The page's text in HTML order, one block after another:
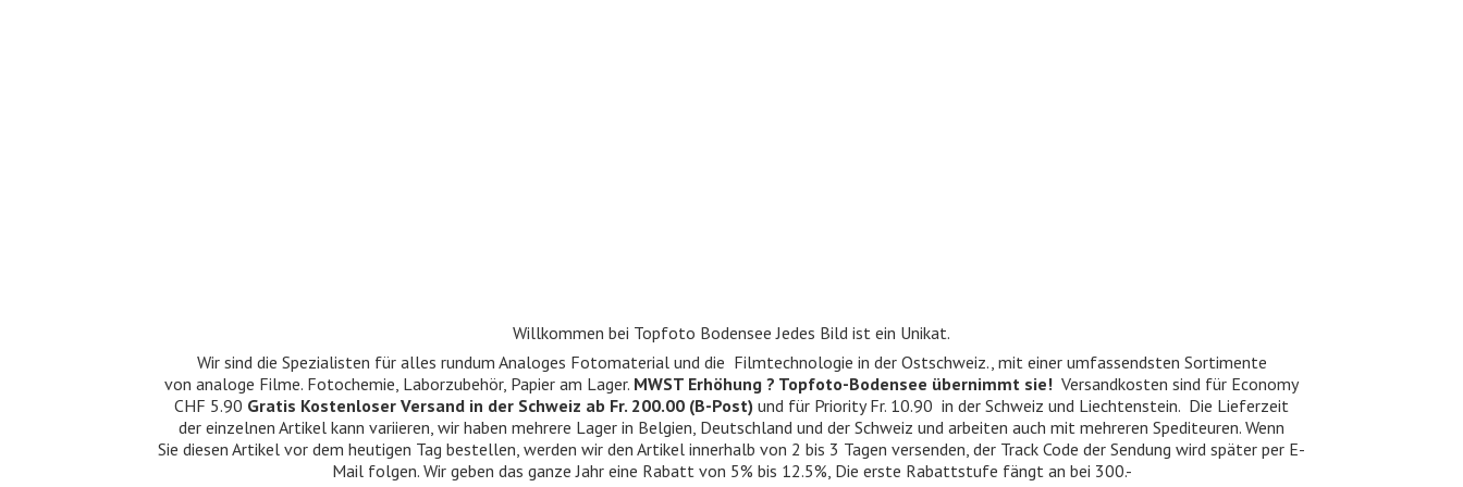
Willkommen bei Topfoto Bodensee Jedes Bild ist ein Unikat.
Wir sind die Spezialisten für alles rundum Analoges Fotomaterial und die Filmtechnologie in der Ostschweiz., mit einer umfassendsten Sortimente
von analoge Filme. Fotochemie, Laborzubehör, Papier am Lager. MWST Erhöhung ? Topfoto-Bodensee übernimmt sie! Versandkosten sind für Economy
CHF 5.90 Gratis Kostenloser Versand in der Schweiz ab Fr. 200.00 (B-Post) und für Priority Fr. 10.90 in der Schweiz und Liechtenstein. Die Lieferzeit
der einzelnen Artikel kann variieren, wir haben mehrere Lager in Belgien, Deutschland und der Schweiz und arbeiten auch mit mehreren Spediteuren. Wenn
Sie diesen Artikel vor dem heutigen Tag bestellen, werden wir den Artikel innerhalb von 2 bis 3 Tagen versenden, der Track Code der Sendung wird später per E-
Mail folgen. Wir geben das ganze Jahr eine Rabatt von 5% bis 12.5%, Die erste Rabattstufe fängt an bei 300.-